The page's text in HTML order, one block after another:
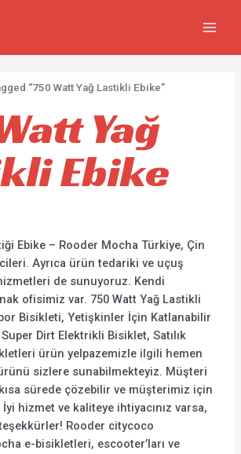
0
o
d
u
r
u
c
t
r
u
c
t
“750 Watt Yağ Lastikli Ebike”
Yağ
Ebike
Ebike – Rooder Mocha Türkiye, Çin
Ayrıca ürün tedariki ve uçuş
de sunuyoruz. Kendi
ofisimiz var. 750 Watt Yağ Lastikli
Bisikleti, Yetişkinler İçin Katlanabilir
Dirt Elektrikli Bisiklet, Satılık
ürün yelpazemizle ilgili hemen
sizlere sunabilmekteyiz. Müşteri
kısa sürede çözebilir ve müşterimiz için
hizmet ve kaliteye ihtiyacınız varsa,
Rooder citycoco
e-bisikletleri, escooter’ları ve